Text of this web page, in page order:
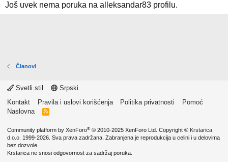
Još uvek nema poruka na alleksandar83 profilu.
Članovi
Svetli stil
Srpski
Kontakt
Pravila i uslovi korišćenja Politika privatnosti
Pomoć
Naslovna
R
Community platform by XenForo® © 2010-2025 XenForo Ltd. Copyright © Krstarica
d.o.o. 1999-2026. Sva prava zadržana. Zabranjena je reprodukcija u celini i u delovima
bez dozvole.
Krstarica ne snosi odgovornost za sadržaj poruka.